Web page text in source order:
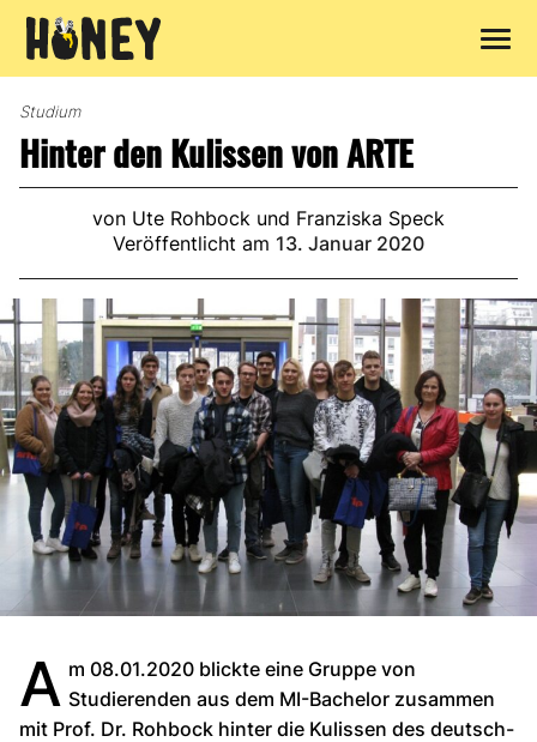
Inhalt
Studium
Hinter den Kulissen von ARTE
von Ute Rohbock und Franziska Speck
Veröffentlicht am 13. Januar 2020
A m 08.01.2020 blickte eine Gruppe von
Studierenden aus dem MI-Bachelor zusammen
mit Prof. Dr. Rohbock hinter die Kulissen des deutsch-